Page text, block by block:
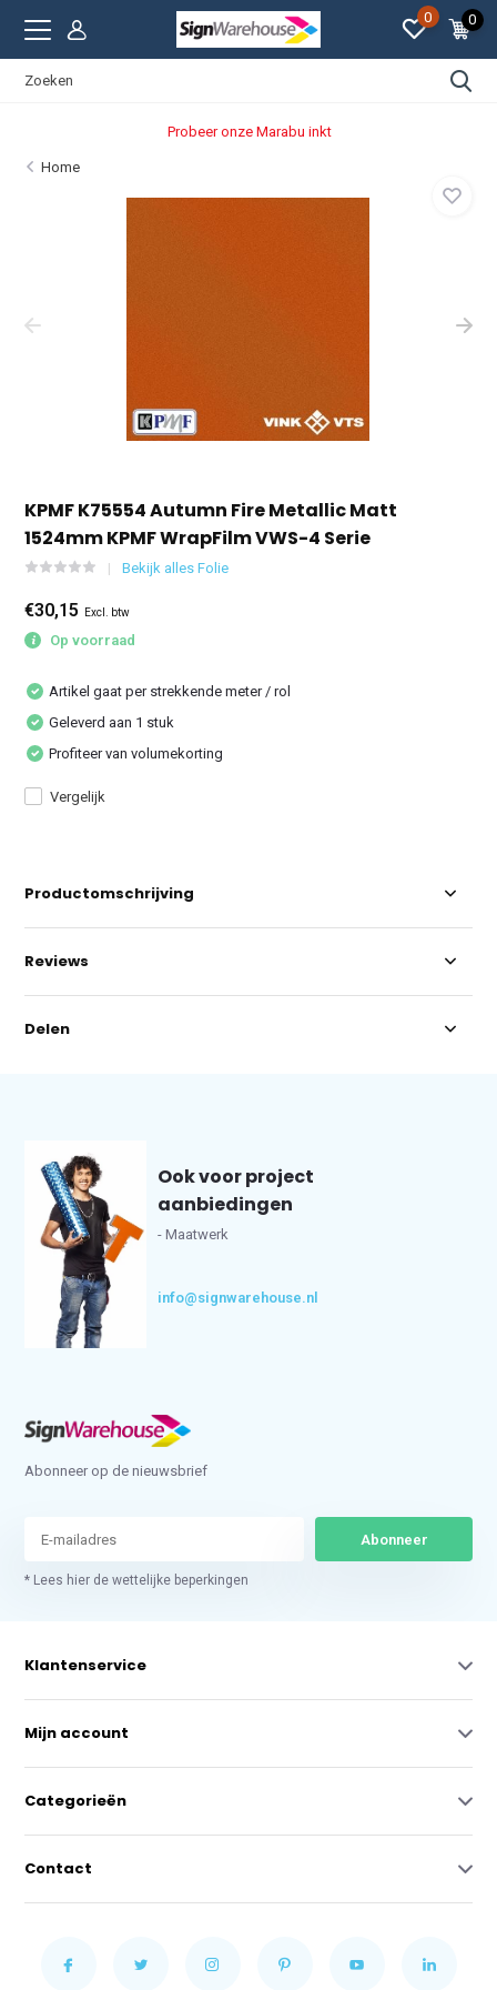
0 0
Probeer onze Marabu inkt
Home
KPMF K75554 Autumn Fire Metallic Matt
1524mm KPMF WrapFilm VWS-4 Serie
Bekijk alles Folie
€30,15 Excl. btw
Op voorraad
Artikel gaat per strekkende meter / rol
Geleverd aan 1 stuk
Profiteer van volumekorting
Vergelijk
Productomschrijving
Reviews
Delen
Ook voor project
aanbiedingen
- Maatwerk
info@signwarehouse.nl
Abonneer op de nieuwsbrief
Abonneer
* Lees hier de wettelijke beperkingen
Klantenservice
Mijn account
Categorieën
Contact